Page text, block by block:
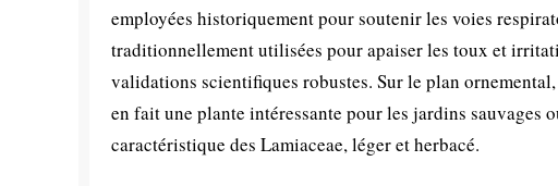
employées historiquement pour soutenir les voies
traditionnellement utilisées pour apaiser les toux et
validations scientifiques robustes. Sur le plan
en fait une plante intéressante pour les jardins
caractéristique des Lamiaceae, léger et herbacé.